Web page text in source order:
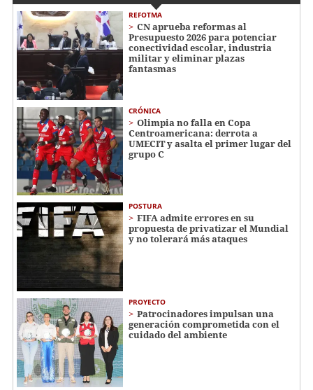
REFOTMA
CN aprueba reformas al
Presupuesto 2026 para potenciar
conectividad escolar, industria
militar y eliminar plazas
fantasmas
CRÓNICA
Olimpia no falla en Copa
Centroamericana: derrota a
UMECIT y asalta el primer lugar del
grupo C
POSTURA
FIFA admite errores en su
propuesta de privatizar el Mundial
y no tolerará más ataques
PROYECTO
Patrocinadores impulsan una
generación comprometida con el
cuidado del ambiente